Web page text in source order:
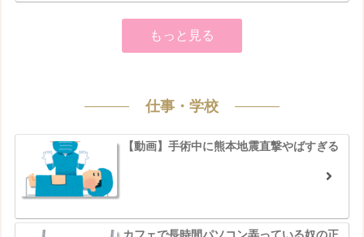
もっと見る
仕事・学校
【動画】手術中に熊本地震直撃やばすぎる
カフェで長時間パソコン弄っている奴の正